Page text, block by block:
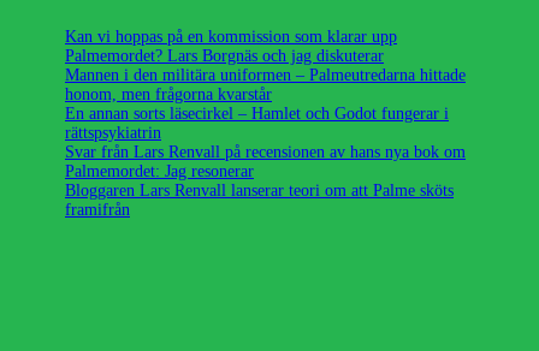
Kan vi hoppas på en kommission som klarar upp
Palmemordet? Lars Borgnäs och jag diskuterar
Mannen i den militära uniformen – Palmeutredarna hittade
honom, men frågorna kvarstår
En annan sorts läsecirkel – Hamlet och Godot fungerar i
rättspsykiatrin
Svar från Lars Renvall på recensionen av hans nya bok om
Palmemordet: Jag resonerar
Bloggaren Lars Renvall lanserar teori om att Palme sköts
framifrån